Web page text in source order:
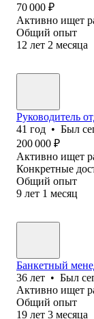
70 000 ₽
Активно ищет
Общий опыт
12 лет 2 месяца
Руководитель
41 год • Был
200 000 ₽
Активно ищет
Конкретные
Общий опыт
9 лет 1 месяц
Банкетный
36 лет • Был
Активно ищет
Общий опыт
19 лет 3 месяца